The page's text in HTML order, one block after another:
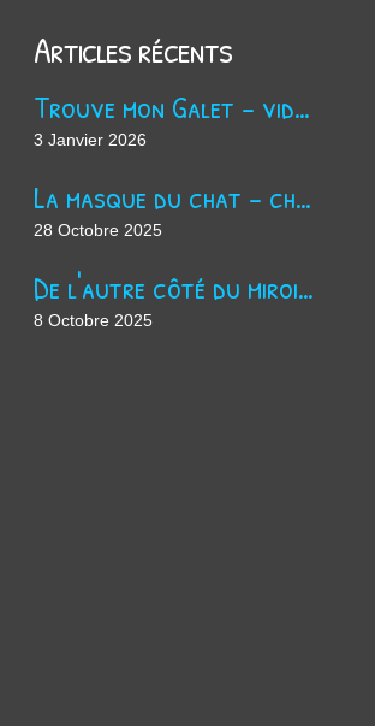
Articles récents
Trouve mon Galet - vidéo Youtube
3 Janvier 2026
La masque du chat - chanson d'Halloween
28 Octobre 2025
De l'autre côté du miroir - chanson suno ai
8 Octobre 2025